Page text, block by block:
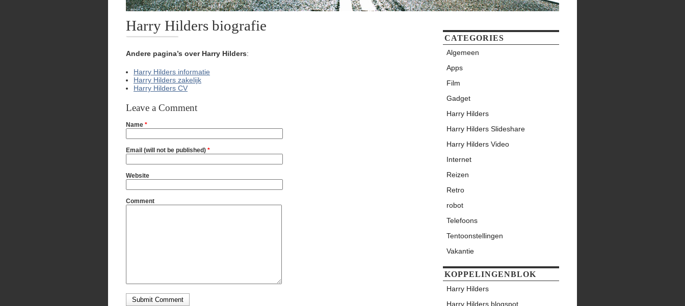
Harry Hilders biografie
Andere pagina’s over Harry Hilders:
Harry Hilders informatie
Harry Hilders zakelijk
Harry Hilders CV
Leave a Comment
Name *
Email (will not be published) *
Website
Comment
CATEGORIES
Algemeen
Apps
Film
Gadget
Harry Hilders
Harry Hilders Slideshare
Harry Hilders Video
Internet
Reizen
Retro
robot
Telefoons
Tentoonstellingen
Vakantie
KOPPELINGENBLOK
Harry Hilders
Harry Hilders blogspot